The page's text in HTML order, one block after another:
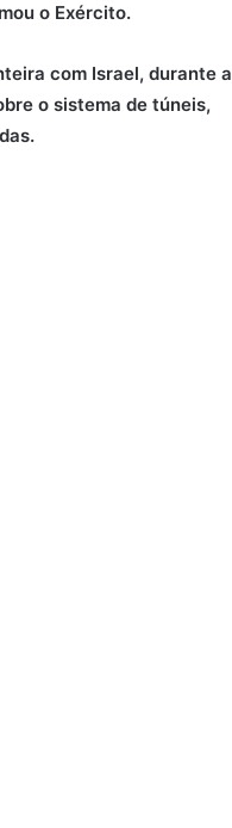
o Exército.
com Israel, durante a
o sistema de túneis,